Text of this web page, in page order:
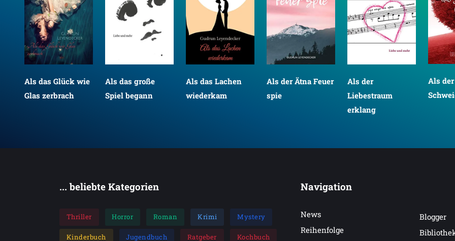
Als das Glück wie
Glas zerbrach
Als das große
Spiel begann
Als das Lachen
wiederkam
Als der Ätna Feuer
spie
Als der
Liebestraum
erklang
Als
... beliebte Kategorien
Thriller Horror Roman Krimi Mystery
Kinderbuch Jugendbuch Ratgeber Kochbuch
Navigation
News
Reihenfolge
Blogger